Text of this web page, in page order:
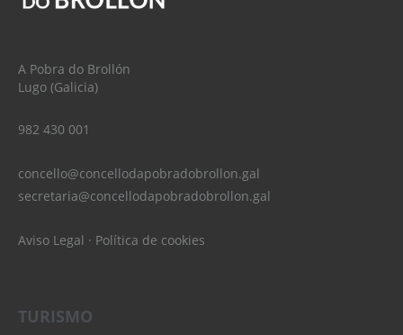
A Pobra do Brollón
Lugo (Galicia)
982 430 001
concello@concellodapobradobrollon.gal
secretaria@concellodapobradobrollon.gal
Aviso Legal · Política de cookies
TURISMO